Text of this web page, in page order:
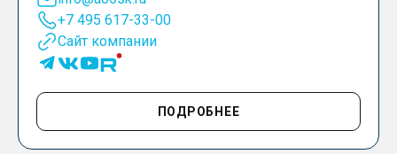
+7 495 617-33-00
Сайт компании
ПОДРОБНЕЕ